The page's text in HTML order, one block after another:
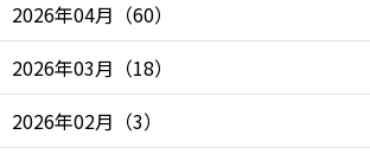
2026年04月 （60）
2026年03月 （18）
2026年02月 （3）